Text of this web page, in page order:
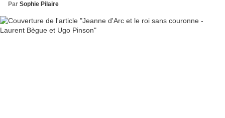
Par Sophie Pilaire